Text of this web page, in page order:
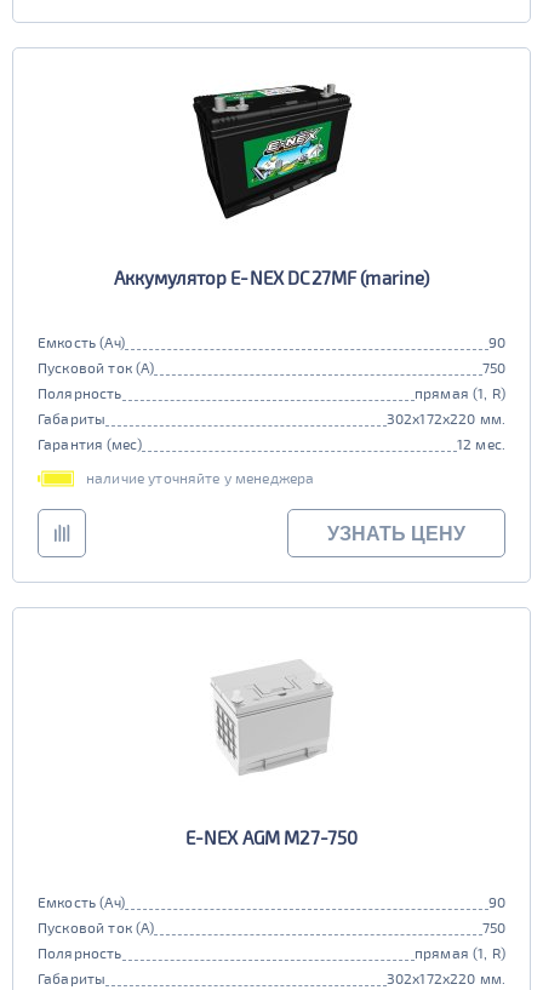
Аккумулятор E-NEX DC27MF (marine)
Емкость (Ач)
90
Пусковой ток (А)
750
Полярность
прямая (1, R)
Габариты
302x172x220 мм.
Гарантия (мес)
12 мес.
наличие уточняйте у менеджера
УЗНАТЬ ЦЕНУ
E-NEX AGM M27-750
Емкость (Ач)
90
Пусковой ток (А)
750
Полярность
прямая (1, R)
Габариты
302x172x220 мм.